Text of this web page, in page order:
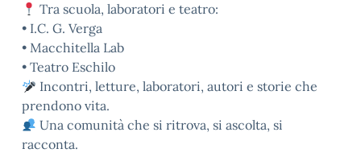
Tra scuola, laboratori e teatro:
•⁠ ⁠I.C. G. Verga
•⁠ ⁠Macchitella Lab
•⁠ ⁠Teatro Eschilo
Incontri, letture, laboratori, autori e storie che
prendono vita.
Una comunità che si ritrova, si ascolta, si
racconta.